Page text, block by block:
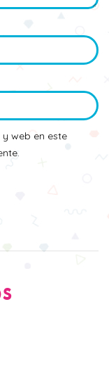
web en este